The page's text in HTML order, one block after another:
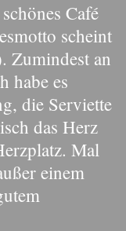
Café
scheint
Zumindest an
habe es
die Serviette
das Herz
Mal
einem